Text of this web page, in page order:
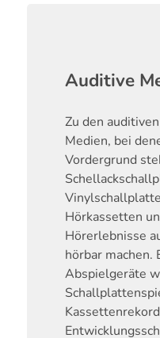
Auditive
Zu den
Medien, bei
Vordergrund
Hörkassetten
Hörerlebnisse
hörbar machen.
Abspielgeräte